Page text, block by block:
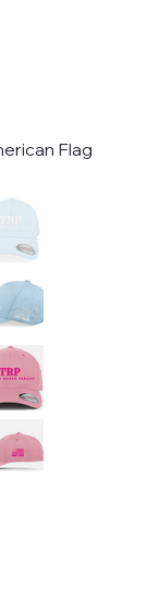
Flag